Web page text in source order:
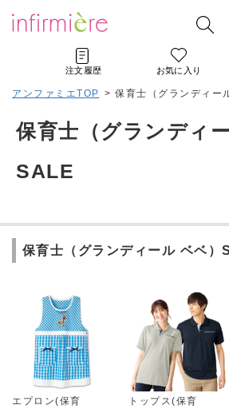
注文履歴 お気に入り
アンファミエTOP > 保育士（グランディー
保育士（グランディ
SALE
保育士（グランディール ベベ
エプロン(保育
トップス(保育